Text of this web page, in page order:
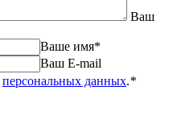
Ваш
Ваше имя*
Ваш E-mail
персональных данных.*